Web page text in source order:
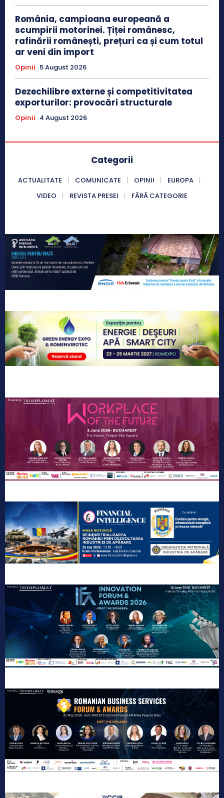
România, campioana europeană a
scumpirii motorinei. Țiței românesc,
rafinării românești, prețuri ca și cum totul
ar veni din import
Opinii 5 August 2026
Dezechilibre externe și competitivitatea
exporturilor: provocări structurale
Opinii 4 August 2026
Categorii
ACTUALITATE COMUNICATE OPINII
EUROPA
VIDEO
REVISTA PRESEI FĂRĂ CATEGORIE